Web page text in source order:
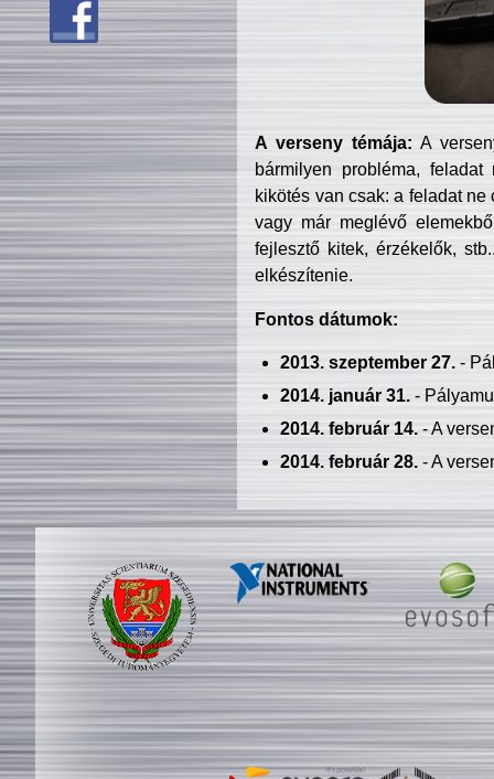
A verseny témája: A
bármilyen probléma, feladat
kikötés van csak: a feladat
vagy már meglévő
fejlesztő kitek, érzékelők,
elkészítenie.
Fontos dátumok:
2013. szeptember 27.-
2014. január 31.-
2014. február 14.- A
2014. február 28.- A